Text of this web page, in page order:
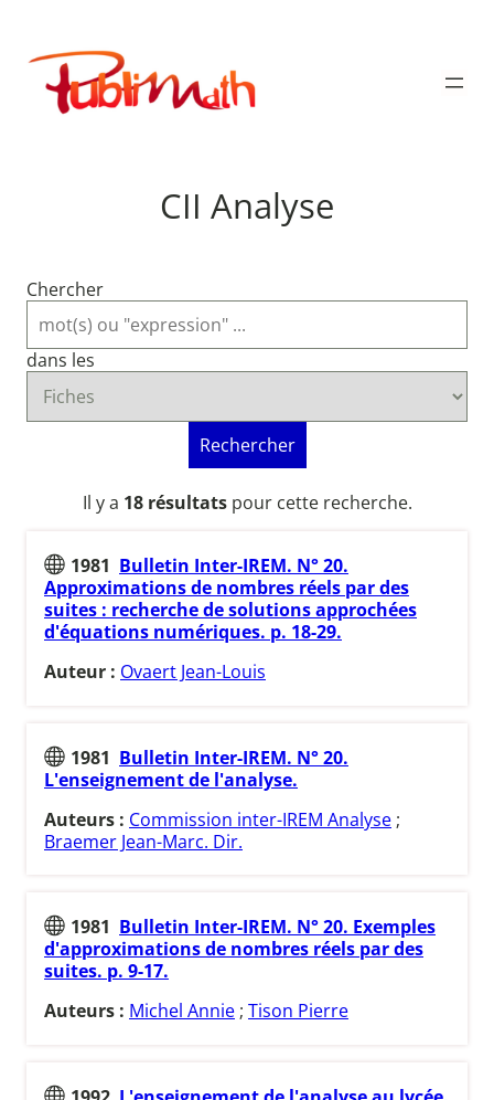
contenu
Publimath
CII Analyse
Chercher
dans les
Rechercher
Il y a 18 résultatspour cette recherche.
1981 Bulletin Inter-IREM. N° 20.
Approximations de nombres réels par des
suites : recherche de solutions approchées
d'équations numériques. p. 18-29.
Auteur : Ovaert Jean-Louis
1981 Bulletin Inter-IREM. N° 20.
L'enseignement de l'analyse.
Auteurs : Commission inter-IREM Analyse ;
Braemer Jean-Marc. Dir.
1981 Bulletin Inter-IREM. N° 20. Exemples
d'approximations de nombres réels par des
suites. p. 9-17.
Auteurs : Michel Annie ; Tison Pierre